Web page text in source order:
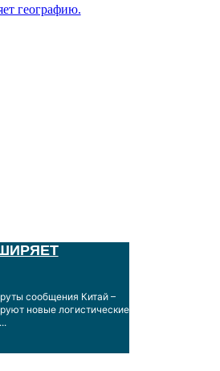
сообщения Китай –
новые логистические